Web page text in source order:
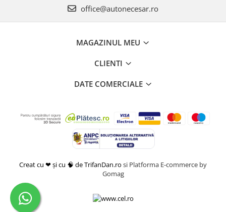
office@autonecesar.ro
MAGAZINUL MEU
CLIENTI
DATE COMERCIALE
Creat cu ❤ și cu 🧠 de TrifanDan.ro si Platforma E-commerce by
Gomag